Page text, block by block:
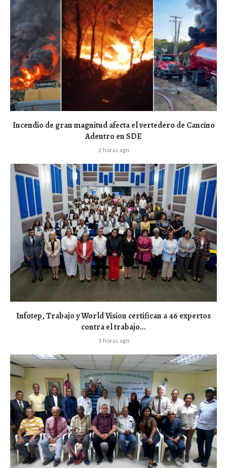
Incendio de gran magnitud afecta el vertedero de Cancino
Adentro en SDE
2 horas ago
Infotep, Trabajo y World Vision certifican a 46 expertos
contra el trabajo...
3 horas ago